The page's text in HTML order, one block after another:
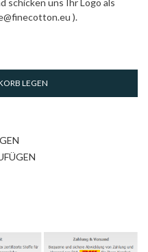
schicken uns Ihr Logo als
).
LEGEN